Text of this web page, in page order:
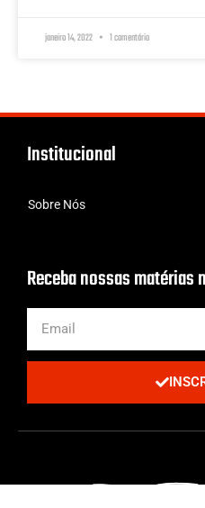
janeiro 14, 2022 1 comentário
Institucional
Sobre Nós
Receba nossas matérias